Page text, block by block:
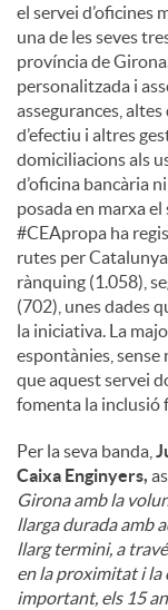
el servei d’oficines
una de les seves
província de
personalitzada i
assegurances,
d’efectiu i altres
domiciliacions als
d’oficina bancària
posada en marxa
#CEApropa ha
rutes per
rànquing (1.058),
(702), unes dades
la iniciativa. La
espontànies, sense
que aquest servei
fomenta la inclusió
Per la seva banda,
Caixa Enginyers,
Girona amb la
llarga durada amb
llarg termini, a
en la proximitat i la
important, els 15